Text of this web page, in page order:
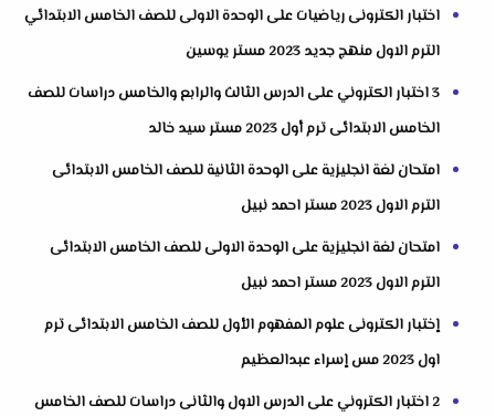
اختبار الكترونى رياضيات على الوحدة الاولى للصف الخامس الابتدائي
الترم الاول منهج جديد 2023 مستر يوسين
3 اختبار الكتروني على الدرس الثالث والرابع والخامس دراسات للصف
الخامس الابتدائى ترم أول 2023 مستر سيد خالد
امتحان لغة انجليزية على الوحدة الثانية للصف الخامس الابتدائى
الترم الاول 2023 مستر احمد نبيل
امتحان لغة انجليزية على الوحدة الاولى للصف الخامس الابتدائى
الترم الاول 2023 مستر احمد نبيل
إختبار الكترونى علوم المفهوم الأول للصف الخامس الابتدائى ترم
اول 2023 مس إسراء عبدالعظيم
2 اختبار الكتروني على الدرس الاول والثانى دراسات للصف الخامس